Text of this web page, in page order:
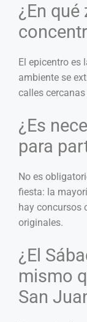
¿En
El epicentro es
ambiente se
calles
¿Es
para
No es
fiesta: la
hay concursos
originales.
¿El
mismo
San